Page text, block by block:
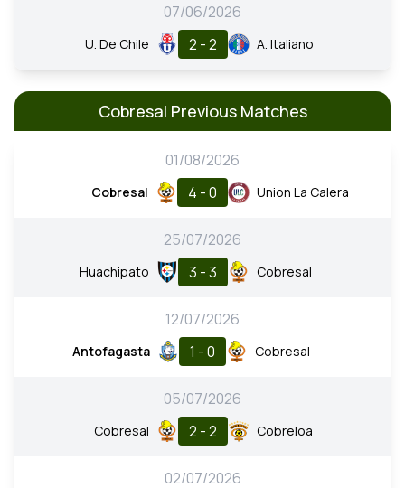
07/06/2026
U. De Chile 2 - 2 A. Italiano
Cobresal Previous Matches
01/08/2026
Cobresal 4 - 0 Union La Calera
25/07/2026
Huachipato 3 - 3 Cobresal
12/07/2026
Antofagasta 1 - 0 Cobresal
05/07/2026
Cobresal 2 - 2 Cobreloa
02/07/2026